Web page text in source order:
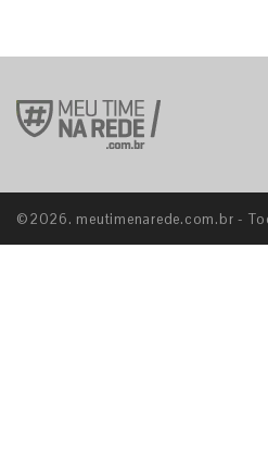
©2026. meutimenarede.com.br -